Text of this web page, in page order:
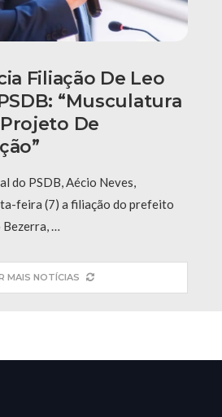
Filiação De Leo
“Musculatura
De
do PSDB, Aécio Neves,
feira (7) a filiação do prefeito
Bezerra, …
MAIS NOTÍCIAS